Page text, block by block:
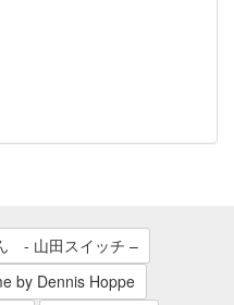
- 山田スイッチ –
by Dennis Hoppe